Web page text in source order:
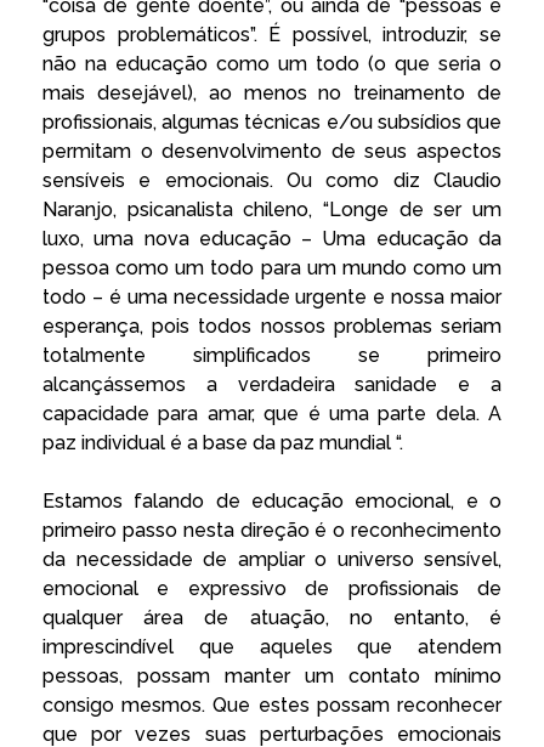
“coisa de gente doente”, ou ainda de “pessoas e
grupos problemáticos”. É possível, introduzir, se
não na educação como um todo (o que seria o
mais desejável), ao menos no treinamento de
profissionais, algumas técnicas e/ou subsídios que
permitam o desenvolvimento de seus aspectos
sensíveis e emocionais. Ou como diz Claudio
Naranjo, psicanalista chileno, “Longe de ser um
luxo, uma nova educação – Uma educação da
pessoa como um todo para um mundo como um
todo – é uma necessidade urgente e nossa maior
esperança, pois todos nossos problemas seriam
totalmente simplificados se primeiro
alcançássemos a verdadeira sanidade e a
capacidade para amar, que é uma parte dela. A
paz individual é a base da paz mundial “.
Estamos falando de educação emocional, e o
primeiro passo nesta direção é o reconhecimento
da necessidade de ampliar o universo sensível,
emocional e expressivo de profissionais de
qualquer área de atuação, no entanto, é
imprescindível que aqueles que atendem
pessoas, possam manter um contato mínimo
consigo mesmos. Que estes possam reconhecer
que por vezes suas perturbações emocionais